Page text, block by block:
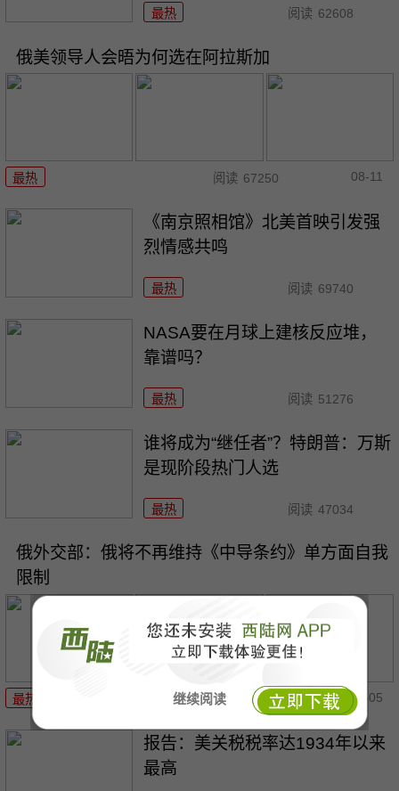
继续阅读
最热 阅读 62608
俄美领导人会晤为何选在阿拉斯加
最热 阅读 67250 08-11
《南京照相馆》北美首映引发强
烈情感共鸣
最热 阅读 69740
NASA要在月球上建核反应堆，
靠谱吗？
最热 阅读 51276
谁将成为“继任者”？特朗普：万斯
是现阶段热门人选
最热 阅读 47034
俄外交部：俄将不再维持《中导条约》单方面自我
限制
最热 阅读 39066 08-05
报告：美关税税率达1934年以来
最高